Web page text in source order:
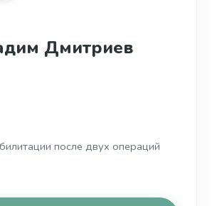
Дмитриев
после двух операций